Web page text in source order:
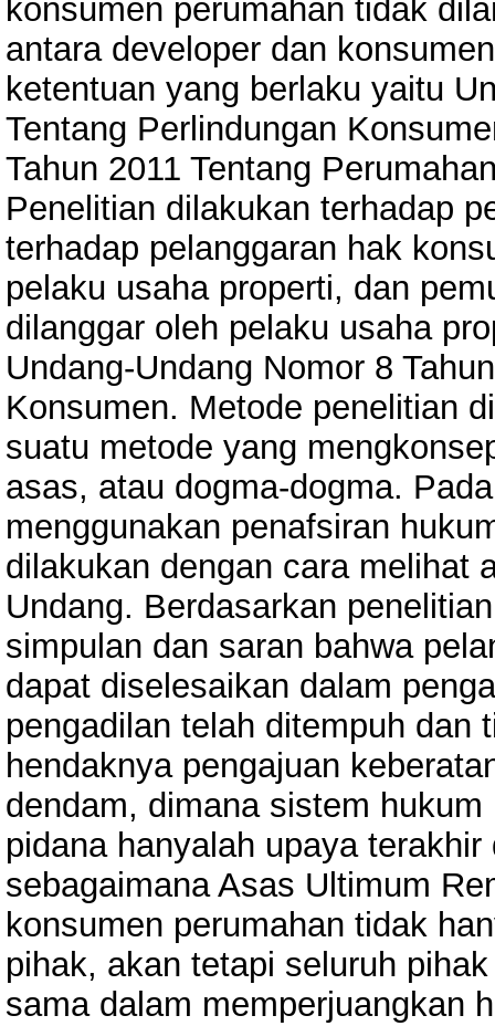
konsumen perumahan tidak
antara developer dan
ketentuan yang berlaku yaitu
Tentang Perlindungan
Tahun 2011 Tentang
Penelitian dilakukan terhadap
terhadap pelanggaran hak
pelaku usaha properti, dan
dilanggar oleh pelaku usaha
Undang-Undang Nomor 8
Konsumen. Metode penelitian
suatu metode yang
asas, atau dogma-dogma.
menggunakan penafsiran
dilakukan dengan cara melihat
Undang. Berdasarkan
simpulan dan saran bahwa
dapat diselesaikan dalam
pengadilan telah ditempuh dan
hendaknya pengajuan
dendam, dimana sistem
pidana hanyalah upaya
sebagaimana Asas Ultimum
konsumen perumahan tidak
pihak, akan tetapi seluruh
sama dalam memperjuangkan